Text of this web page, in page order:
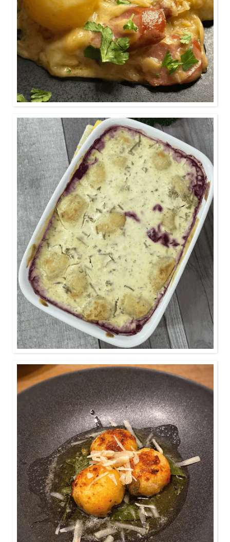
Ca. 45 Minuten
Rotkohl und Knödel mal anders.
25 Minuten
Außen knusprig und innen saftig weich, ein Genuss.